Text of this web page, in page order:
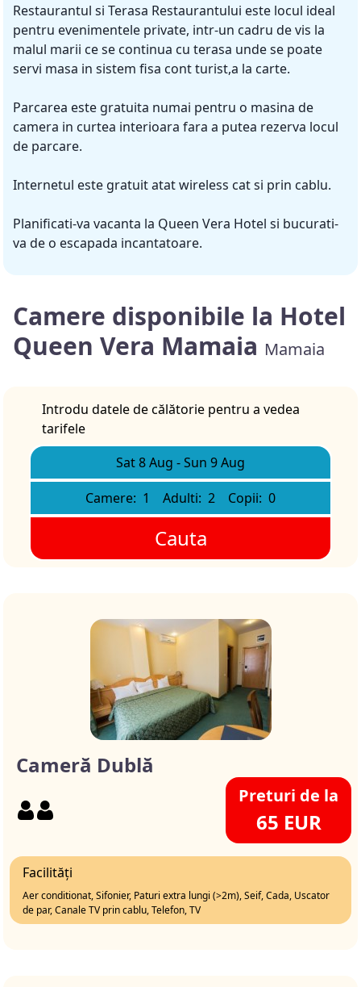
Restaurantul si Terasa Restaurantului este locul ideal
pentru evenimentele private, intr-un cadru de vis la
malul marii ce se continua cu terasa unde se poate
servi masa in sistem fisa cont turist,a la carte.
Parcarea este gratuita numai pentru o masina de
camera in curtea interioara fara a putea rezerva locul
de parcare.
Internetul este gratuit atat wireless cat si prin cablu.
Planificati-va vacanta la Queen Vera Hotel si bucurati-
va de o escapada incantatoare.
Camere disponibile la Hotel
Queen Vera Mamaia Mamaia
Introdu datele de călătorie pentru a vedea
tarifele
Sat 8 Aug -Sun 9 Aug
Camere: 1 Adulti: 2 Copii: 0
Cauta
Cameră Dublă
Preturi de la
65 EUR
Facilități
Aer conditionat, Sifonier, Paturi extra lungi (>2m), Seif, Cada, Uscator
de par, Canale TV prin cablu, Telefon, TV